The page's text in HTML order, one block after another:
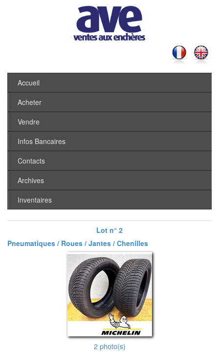
Accueil
Acheter
Vendre
Infos Bancaires
Contacts
Archives
Inventaires
Lot n° 2
Pneumatiques / Roues / Jantes / Chenilles
2 photo(s)